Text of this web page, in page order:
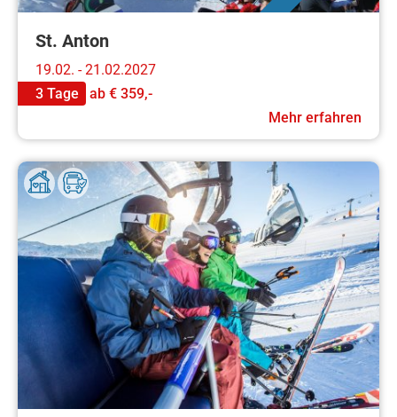
St. Anton
19.02. - 21.02.2027
3 Tage
ab € 359,-
Mehr erfahren